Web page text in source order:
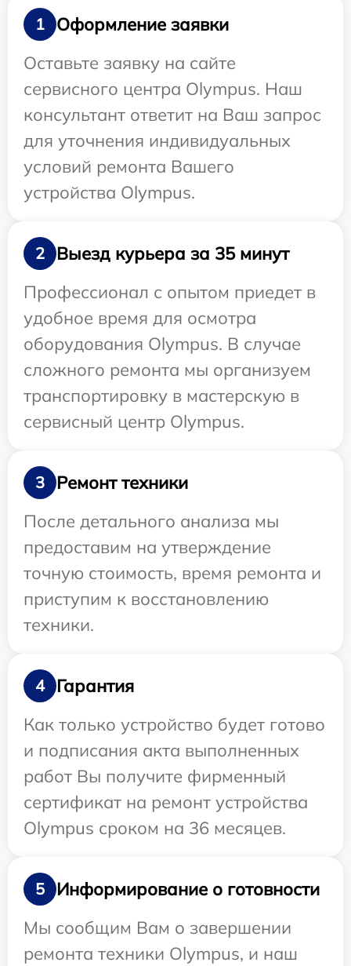
1
Оформление заявки
Оставьте заявку на сайте
сервисного центра Olympus. Наш
консультант ответит на Ваш запрос
для уточнения индивидуальных
условий ремонта Вашего
устройства Olympus.
2
Выезд курьера за 35 минут
Профессионал с опытом приедет в
удобное время для осмотра
оборудования Olympus. В случае
сложного ремонта мы организуем
транспортировку в мастерскую в
сервисный центр Olympus.
3
Ремонт техники
После детального анализа мы
предоставим на утверждение
точную стоимость, время ремонта и
приступим к восстановлению
техники.
4
Гарантия
Как только устройство будет готово
и подписания акта выполненных
работ Вы получите фирменный
сертификат на ремонт устройства
Olympus сроком на 36 месяцев.
5
Информирование о готовности
Мы сообщим Вам о завершении
ремонта техники Olympus, и наш